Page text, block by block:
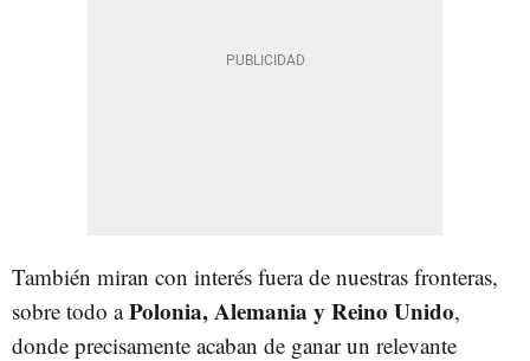
También miran con interés fuera de nuestras fronteras,
sobre todo aPolonia, Alemania y Reino Unido,
donde precisamente acaban de ganar un relevante